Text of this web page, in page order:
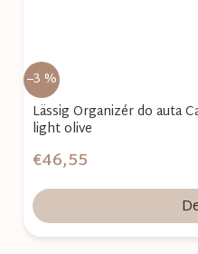
–3 %
Lässig Organizér do auta
light olive
€46,55